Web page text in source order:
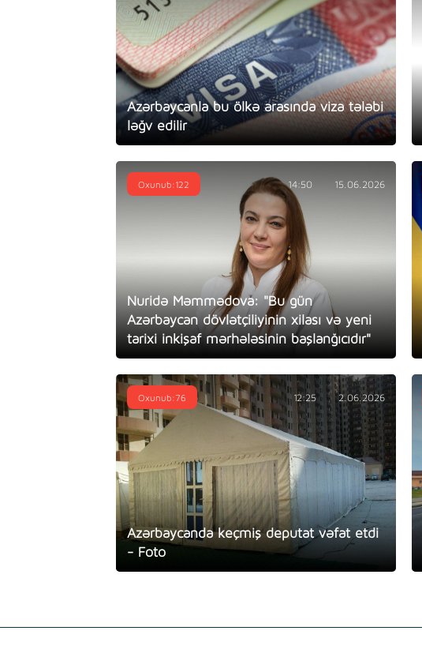
Azərbaycanla bu ölkə arasında viza tələbi
ləğv edilir
Nuridə Məmmədova: "Bu gün
Azərbaycan dövlətçiliyinin xilası və yeni
tarixi inkişaf mərhələsinin başlanğıcıdır"
Oxunub:122 14:50 15.06.2026
Azərbaycanda keçmiş deputat vəfat etdi
- Foto
Oxunub:76 12:25 2.06.2026